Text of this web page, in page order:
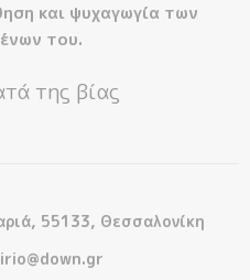
και ψυχαγωγία των
του.
της βίας
55133, Θεσσαλονίκη